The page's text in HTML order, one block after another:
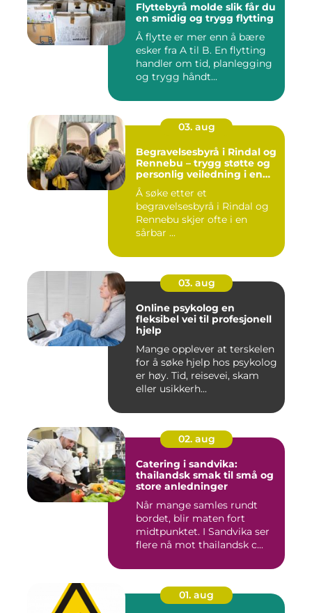
Flyttebyrå molde slik får du
en smidig og trygg flytting
Å flytte er mer enn å bære
esker fra A til B. En flytting
handler om tid, planlegging
og trygg håndt...
03. aug
Begravelsesbyrå i Rindal og
Rennebu – trygg støtte og
personlig veiledning i en
vanskelig tid
Å søke etter et
begravelsesbyrå i Rindal og
Rennebu skjer ofte i en
sårbar ...
03. aug
Online psykolog en
fleksibel vei til profesjonell
hjelp
Mange opplever at terskelen
for å søke hjelp hos psykolog
er høy. Tid, reisevei, skam
eller usikkerh...
02. aug
Catering i sandvika:
thailandsk smak til små og
store anledninger
Når mange samles rundt
bordet, blir maten fort
midtpunktet. I Sandvika ser
flere nå mot thailandsk c...
01. aug